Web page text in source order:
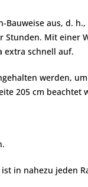
aus, d.
Mit einer
extra schnell auf.
werden,
205 cm beachtet
in nahezu jeden